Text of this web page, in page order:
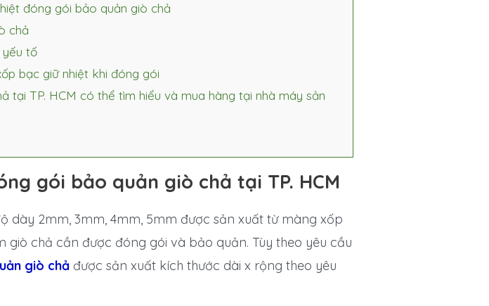
đóng gói bảo quản giò chả
chả
yếu tố
bạc giữ nhiệt khi đóng gói
tại TP. HCM có thể tìm hiểu và mua hàng tại nhà máy sản
gói bảo quản giò chả tại TP. HCM
dày 2mm, 3mm, 4mm, 5mm được sản xuất từ màng xốp
giò chả cần được đóng gói và bảo quản. Tùy theo yêu cầu
giò chả được sản xuất kích thước dài x rộng theo yêu